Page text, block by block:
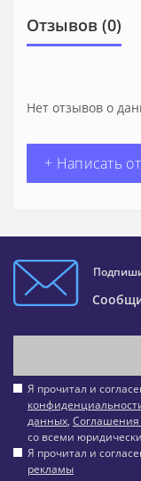
Отзывов (0)
Нет отзывов о
+ Написать
Я прочитал и
данных, Соглашения
со всеми
Я прочитал и
рекламы